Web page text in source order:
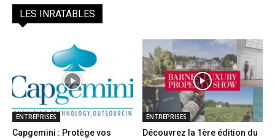
LES INRATABLES
ENTREPRISES
Capgemini : Protège vos
ENTREPRISES
Découvrez la 1ère édition du